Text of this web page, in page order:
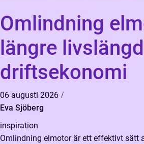
Omlindning
längre
driftsekonomi
06 augusti 2026
Eva Sjöberg
inspiration
Omlindning elmotor är ett effektivt sätt